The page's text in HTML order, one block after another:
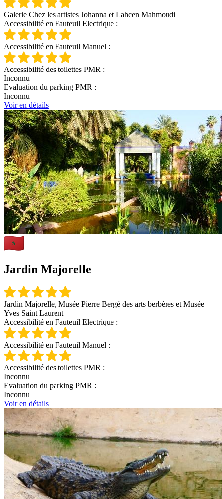
Galerie Chez les artistes Johanna et Lahcen Mahmoudi
Accessibilité en Fauteuil Electrique :
Accessibilité en Fauteuil Manuel :
Accessibilité des toilettes PMR :
Inconnu
Evaluation du parking PMR :
Inconnu
Voir en détails
Jardin Majorelle
Jardin Majorelle, Musée Pierre Bergé des arts berbères et Musée
Yves Saint Laurent
Accessibilité en Fauteuil Electrique :
Accessibilité en Fauteuil Manuel :
Accessibilité des toilettes PMR :
Inconnu
Evaluation du parking PMR :
Inconnu
Voir en détails